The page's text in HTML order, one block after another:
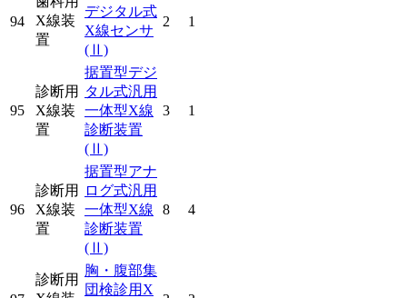
94
X線装
置
デジタル式
X線センサ
(Ⅱ)
2 1
95
診断用
X線装
置
据置型デジ
タル式汎用
一体型X線
診断装置
(Ⅱ)
3 1
96
診断用
X線装
置
据置型アナ
ログ式汎用
一体型X線
診断装置
(Ⅱ)
8 4
診断用
胸・腹部集
団検診用X